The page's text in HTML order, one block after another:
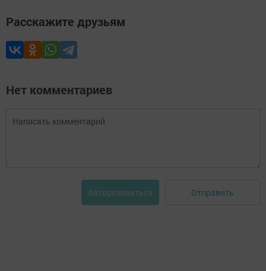
Расскажите друзьям
Нет комментариев
Авторизоваться Отправить